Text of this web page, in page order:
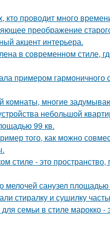
кто проводит много
преображение
акцент интерьера.
в современном стиле,
примером гармоничного
комнаты, многие
небольшой
99 кв.
того, как можно
стиле - это
санузел площадью
стиралку и сушилку
семьи в стиле марокко